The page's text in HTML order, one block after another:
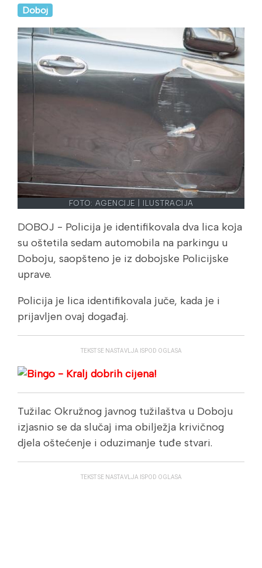
Doboj
FOTO: AGENCIJE | ILUSTRACIJA
DOBOJ - Policija je identifikovala dva lica koja
su oštetila sedam automobila na parkingu u
Doboju, saopšteno je iz dobojske Policijske
uprave.
Policija je lica identifikovala juče, kada je i
prijavljen ovaj događaj.
TEKST SE NASTAVLJA ISPOD OGLASA
Tužilac Okružnog javnog tužilaštva u Doboju
izjasnio se da slučaj ima obilježja krivičnog
djela oštećenje i oduzimanje tuđe stvari.
TEKST SE NASTAVLJA ISPOD OGLASA